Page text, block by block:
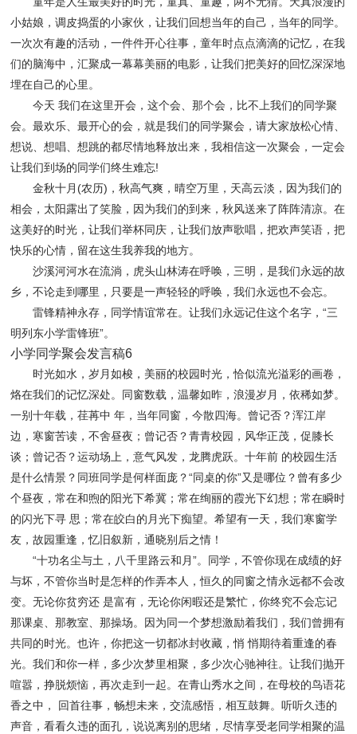
小姑娘，调皮捣蛋的小家伙，让我们回想当年的自己，当年的同学。
一次次有趣的活动，一件件开心往事，童年时点点滴滴的记忆，在我
们的脑海中，汇聚成一幕幕美丽的电影，让我们把美好的回忆深深地
埋在自己的心里。
今天 我们在这里开会，这个会、那个会，比不上我们的同学聚
会。最欢乐、最开心的会，就是我们的同学聚会，请大家放松心情、
想说、想唱、想跳的都尽情地释放出来，我相信这一次聚会，一定会
让我们到场的同学们终生难忘!
金秋十月(农历)，秋高气爽，晴空万里，天高云淡，因为我们的
相会，太阳露出了笑脸，因为我们的到来，秋风送来了阵阵清凉。在
这美好的时光，让我们举杯同庆，让我们放声歌唱，把欢声笑语，把
快乐的心情，留在这生我养我的地方。
沙溪河河水在流淌，虎头山林涛在呼唤，三明，是我们永远的故
乡，不论走到哪里，只要是一声轻轻的呼唤，我们永远也不会忘。
雷锋精神永存，同学情谊常在。让我们永远记住这个名字，“三
明列东小学雷锋班”。
小学同学聚会发言稿6
时光如水，岁月如梭，美丽的校园时光，恰似流光溢彩的画卷，
烙在我们的记忆深处。同窗数载，温馨如昨，浪漫岁月，依稀如梦。
一别十年载，荏苒中 年，当年同窗，今散四海。曾记否？浑江岸
边，寒窗苦读，不舍昼夜；曾记否？青青校园，风华正茂，促膝长
谈；曾记否？运动场上，意气风发，龙腾虎跃。十年前 的校园生活
是什么情景？同班同学是何样面庞？“同桌的你”又是哪位？曾有多少
个昼夜，常在和煦的阳光下希冀；常在绚丽的霞光下幻想；常在瞬时
的闪光下寻 思；常在皎白的月光下痴望。希望有一天，我们寒窗学
友，故园重逢，忆旧叙新，通晓别后之情！
“十功名尘与土，八千里路云和月”。同学，不管你现在成绩的好
与坏，不管你当时是怎样的作弄本人，恒久的同窗之情永远都不会改
变。无论你贫穷还 是富有，无论你闲暇还是繁忙，你终究不会忘记
那课桌、那教室、那操场。因为同一个梦想激励着我们，我们曾拥有
共同的时光。也许，你把这一切都冰封收藏，悄 悄期待着重逢的春
光。我们和你一样，多少次梦里相聚，多少次心驰神往。让我们抛开
喧嚣，挣脱烦恼，再次走到一起。在青山秀水之间，在母校的鸟语花
香之中， 回首往事，畅想未来，交流感悟，相互鼓舞。听听久违的
声音，看看久违的面孔，说说离别的思绪，尽情享受老同学相聚的温